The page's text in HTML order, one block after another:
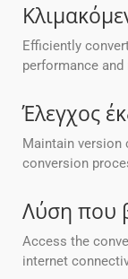
Efficiently
performance and
Έλεγχος
Maintain
conversion
Λύση που
Access the
internet